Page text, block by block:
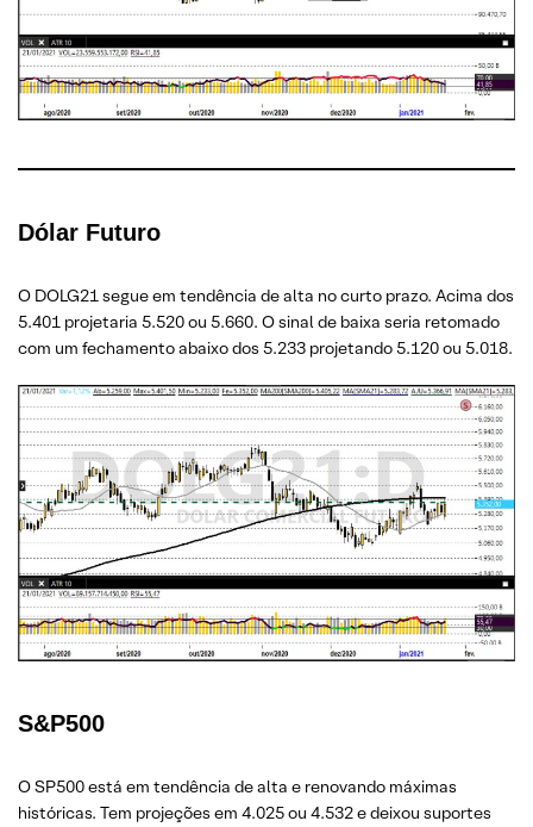
Dólar Futuro
O DOLG21 segue em tendência de alta no curto prazo. Acima dos
5.401 projetaria 5.520 ou 5.660. O sinal de baixa seria retomado
com um fechamento abaixo dos 5.233 projetando 5.120 ou 5.018.
S&P500
O SP500 está em tendência de alta e renovando máximas
históricas. Tem projeções em 4.025 ou 4.532 e deixou suportes